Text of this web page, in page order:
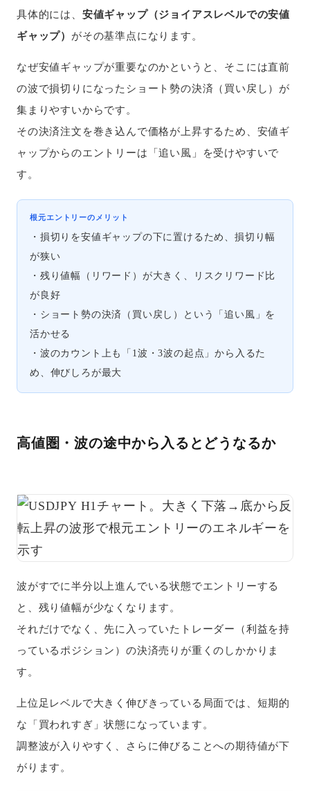
具体的には、 安値ギャップ（ジョイアスレベルでの安値
ギャップ） がその基準点になります。
なぜ安値ギャップが重要なのかというと、そこには直前
の波で損切りになったショート勢の決済（買い戻し）が
集まりやすいからです。
その決済注文を巻き込んで価格が上昇するため、安値ギ
ャップからのエントリーは「追い風」を受けやすいで
す。
根元エントリーのメリット
・損切りを安値ギャップの下に置けるため、損切り幅
が狭い
・残り値幅（リワード）が大きく、リスクリワード比
が良好
・ショート勢の決済（買い戻し）という「追い風」を
活かせる
・波のカウント上も「1波・3波の起点」から入るた
め、伸びしろが最大
高値圏・波の途中から入るとどうなるか
波がすでに半分以上進んでいる状態でエントリーする
と、残り値幅が少なくなります。
それだけでなく、先に入っていたトレーダー（利益を持
っているポジション）の決済売りが重くのしかかりま
す。
上位足レベルで大きく伸びきっている局面では、短期的
な「買われすぎ」状態になっています。
調整波が入りやすく、さらに伸びることへの期待値が下
がります。